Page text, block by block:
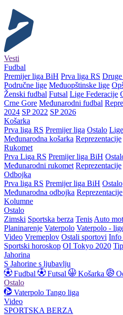
Vesti
Fudbal
Premijer liga BiH Prva liga RS
Područne lige Međuopštinske lige
Ženski fudbal Futsal Lige Federacije
Crne Gore Međunarodni fudbal
2024 SP 2022 SP 2026
Košarka
Prva liga RS Premijer liga Ostalo
Međunarodna košarka Reprezentacije
Rukomet
Prva Liga RS Premijer liga BiH
Međunarodni rukomet Reprezentacije
Odbojka
Prva liga RS Premijer liga BiH Ostalo
Međunarodna odbojka Reprezentacije
Kolumne
Ostalo
Zimski Sportska berza Tenis Auto
Planinarenje Vaterpolo Vaterpolo -
Video Vremeplov Ostali sportovi
Sportski horoskop OI Tokyo 2020
Jahorina
S Jahorine s ljubavlju
Fudbal
Futsal Košarka
Ostalo
Vaterpolo Tango liga
Video
SPORTSKA BERZA